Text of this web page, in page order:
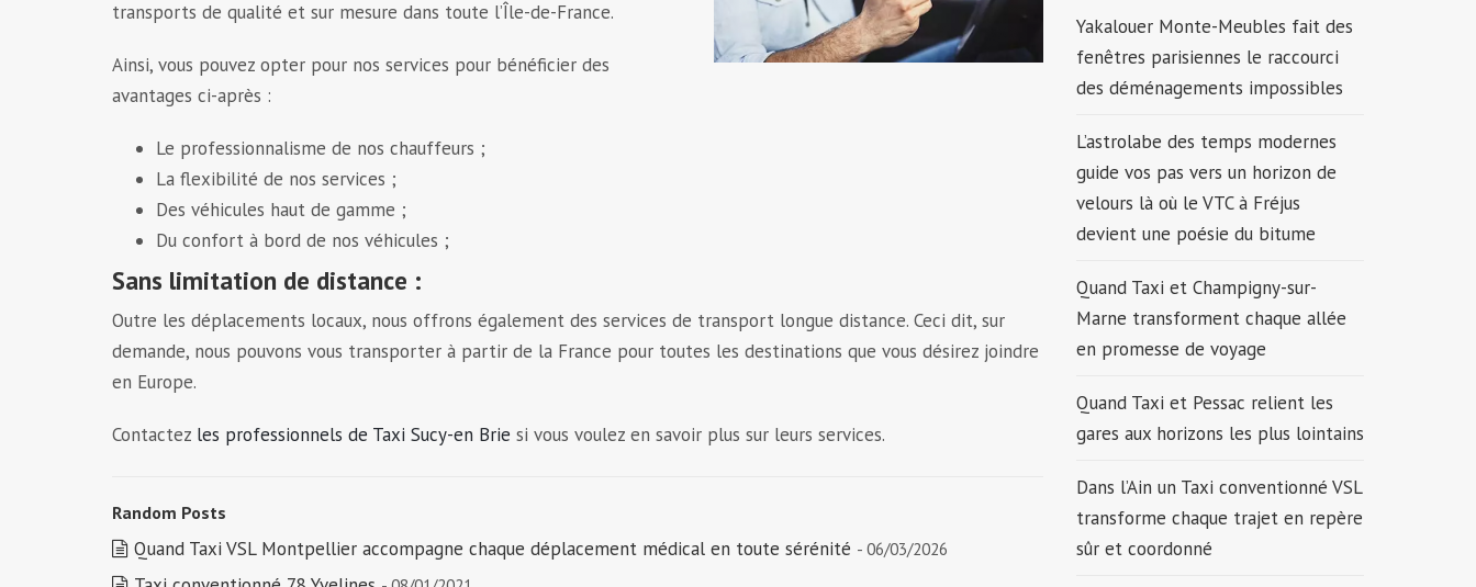
transports de qualité et sur mesure dans toute l’Île-de-France.
Ainsi, vous pouvez opter pour nos services pour bénéficier des
avantages ci-après :
Le professionnalisme de nos chauffeurs ;
La flexibilité de nos services ;
Des véhicules haut de gamme ;
Du confort à bord de nos véhicules ;
Sans limitation de distance :
Outre les déplacements locaux, nous offrons également des services de transport longue distance. Ceci dit, sur
demande, nous pouvons vous transporter à partir de la France pour toutes les destinations que vous désirez joindre
en Europe.
Contactez les professionnels de Taxi Sucy-en Brie si vous voulez en savoir plus sur leurs services.
Random Posts
Quand Taxi VSL Montpellier accompagne chaque déplacement médical en toute sérénité - 06/03/2026
Yakalouer Monte-Meubles fait des
fenêtres parisiennes le raccourci
des déménagements impossibles
L’astrolabe des temps modernes
guide vos pas vers un horizon de
velours là où le VTC à Fréjus
devient une poésie du bitume
Quand Taxi et Champigny-sur-
Marne transforment chaque allée
en promesse de voyage
Quand Taxi et Pessac relient les
gares aux horizons les plus lointains
Dans l’Ain un Taxi conventionné VSL
transforme chaque trajet en repère
sûr et coordonné